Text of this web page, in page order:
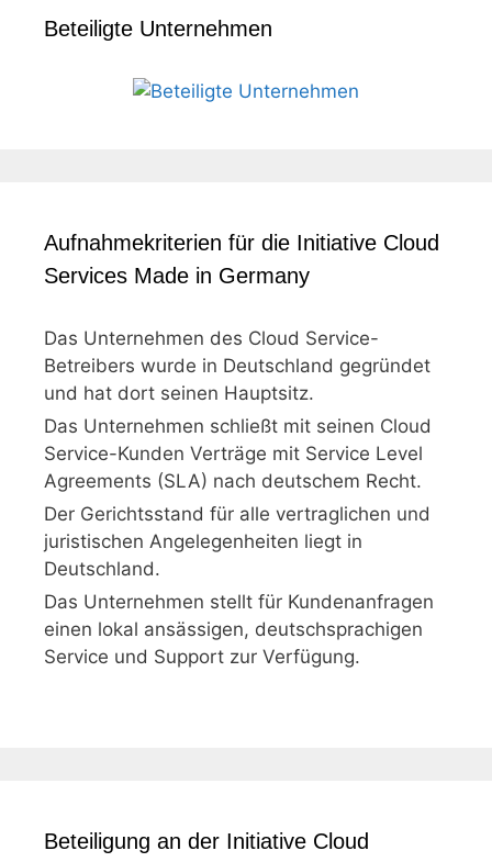
Beteiligte Unternehmen
Aufnahmekriterien für die Initiative Cloud
Services Made in Germany
Das Unternehmen des Cloud Service-
Betreibers wurde in Deutschland gegründet
und hat dort seinen Hauptsitz.
Das Unternehmen schließt mit seinen Cloud
Service-Kunden Verträge mit Service Level
Agreements (SLA) nach deutschem Recht.
Der Gerichtsstand für alle vertraglichen und
juristischen Angelegenheiten liegt in
Deutschland.
Das Unternehmen stellt für Kundenanfragen
einen lokal ansässigen, deutschsprachigen
Service und Support zur Verfügung.
Beteiligung an der Initiative Cloud